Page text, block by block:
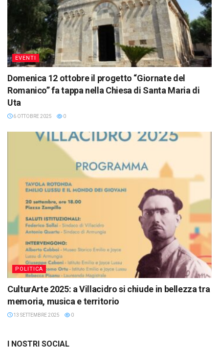
EVENTI
Domenica 12 ottobre il progetto “Giornate del
Romanico” fa tappa nella Chiesa di Santa Maria di
Uta
6 OTTOBRE 2025 0
POLITICA
CulturArte 2025: a Villacidro si chiude in bellezza tra
memoria, musica e territorio
13 SETTEMBRE 2025 0
I NOSTRI SOCIAL